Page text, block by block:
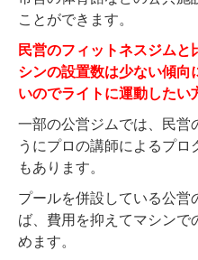
ことができます。
民営のフィットネスジム
シンの設置数は少ない傾
いのでライトに運動したい
一部の公営ジムでは、民営
うにプロの講師によるプ
もあります。
プールを併設している公
ば、費用を抑えてマシンで
めます。